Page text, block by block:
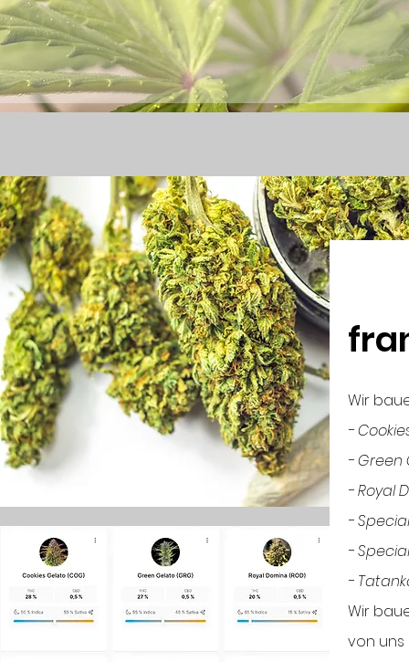
Wir
​-
- Green
- Royal
-
-
-
Wir
von